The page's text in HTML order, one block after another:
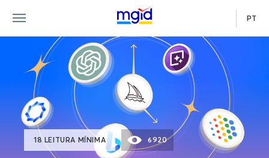
PT
18 LEITURA MÍNIMA 6920